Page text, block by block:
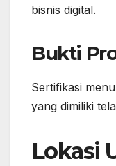
bisnis digital.
Bukti
Sertifikasi
yang dimiliki
Lokasi